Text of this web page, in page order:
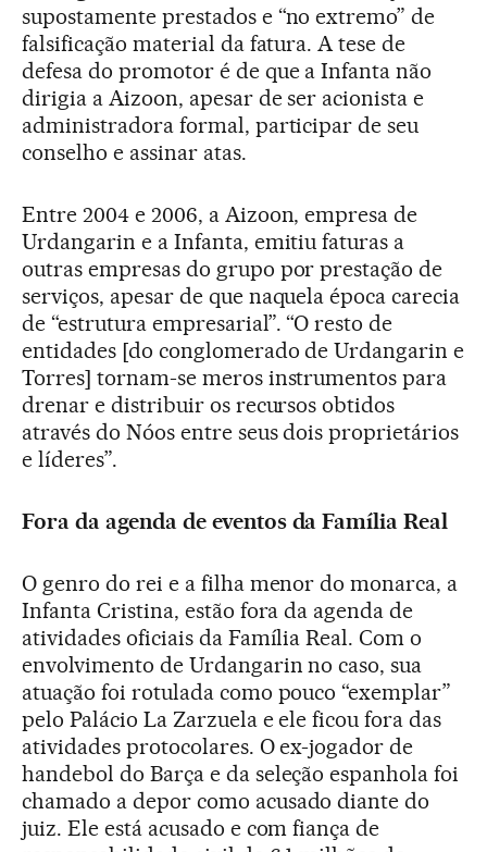
supostamente prestados e “no extremo” de
falsificação material da fatura. A tese de
defesa do promotor é de que a Infanta não
dirigia a Aizoon, apesar de ser acionista e
administradora formal, participar de seu
conselho e assinar atas.
Entre 2004 e 2006, a Aizoon, empresa de
Urdangarin e a Infanta, emitiu faturas a
outras empresas do grupo por prestação de
serviços, apesar de que naquela época carecia
de “estrutura empresarial”. “O resto de
entidades [do conglomerado de Urdangarin e
Torres] tornam-se meros instrumentos para
drenar e distribuir os recursos obtidos
através do Nóos entre seus dois proprietários
e líderes”.
Fora da agenda de eventos da Família Real
O genro do rei e a filha menor do monarca, a
Infanta Cristina, estão fora da agenda de
atividades oficiais da Família Real. Com o
envolvimento de Urdangarin no caso, sua
atuação foi rotulada como pouco “exemplar”
pelo Palácio La Zarzuela e ele ficou fora das
atividades protocolares. O ex-jogador de
handebol do Barça e da seleção espanhola foi
chamado a depor como acusado diante do
juiz. Ele está acusado e com fiança de